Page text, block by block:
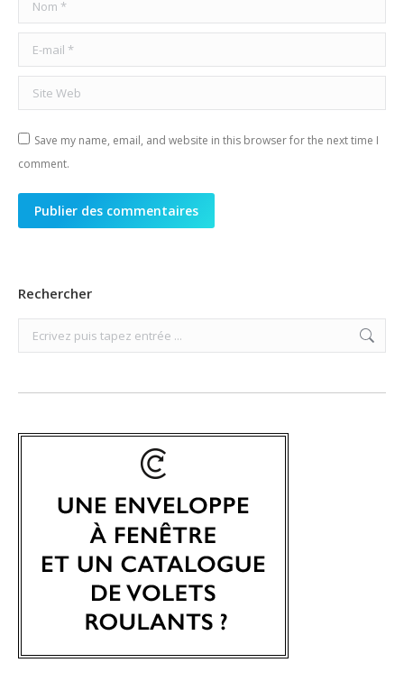
E-mail *
Site Web
Save my name, email, and website in this browser for the next time I
comment.
Publier des commentaires
Rechercher
Search: